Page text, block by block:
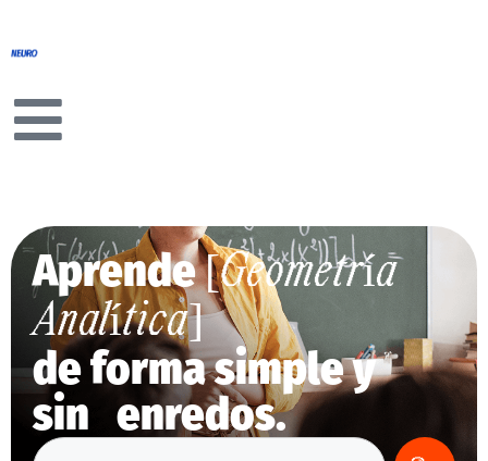
Aprende[Geometría
Analítica]
de forma simple y
sin enredos.